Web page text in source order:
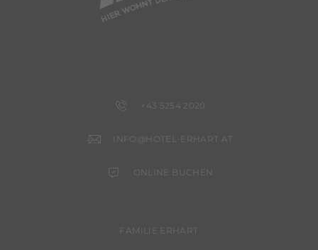
+43 5254 2020
INFO@HOTEL-ERHART.AT
ONLINE BUCHEN
FAMILIE ERHART